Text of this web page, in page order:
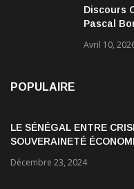
Discours
Pascal
Avril 10,
POPULAIRE
LE SÉNÉGAL ENTRE
SOUVERAINETÉ
Décembre 23, 2024